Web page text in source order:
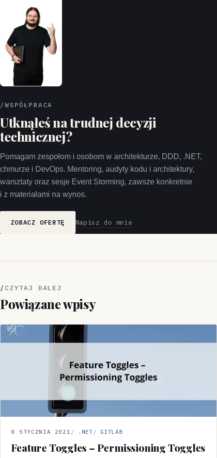
WSPÓŁPRACA
Utknąłeś na trudnej decyzji
technicznej?
Pomagam zespołom i osobom w architekturze, DDD, .NET,
chmurze i DevOps. Mentoring, audyty kodu i architektury,
warsztaty oraz sesje Event Storming, zawsze konkretnie
i z materiałami na wynos.
ZOBACZ OFERTĘ Napisz do mnie
CZYTAJ DALEJ
Powiązane wpisy
8 STYCZNIA 2021 .NET GITLAB
Feature Toggles – Permissioning Toggles